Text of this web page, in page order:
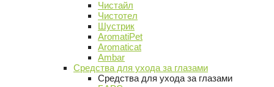
Чистайл
Чистотел
Шустрик
AromatiPet
Aromaticat
Ambar
Средства для ухода за глазами
Средства для ухода за глазами